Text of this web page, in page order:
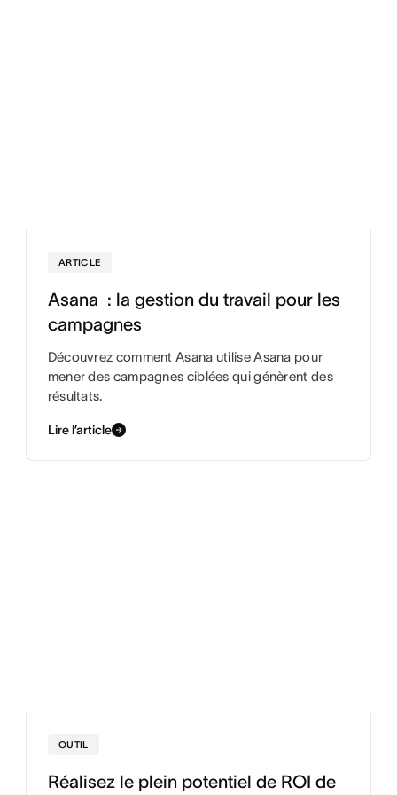
ARTICLE
Asana : la gestion du travail pour les
campagnes
Découvrez comment Asana utilise Asana pour
mener des campagnes ciblées qui génèrent des
résultats.
Lire l’article
OUTIL
Réalisez le plein potentiel de ROI de